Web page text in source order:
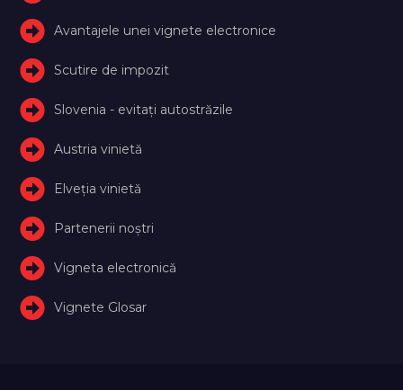
Avantajele unei vignete electronice
Scutire de impozit
Slovenia - evitați autostrăzile
Austria vinietă
Elveţia vinietă
Partenerii noștri
Vigneta electronică
Vignete Glosar